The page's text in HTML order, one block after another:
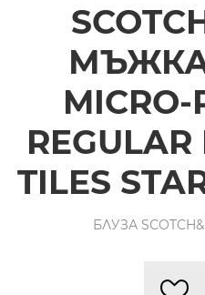
MICRO-
TILES
БЛУЗА